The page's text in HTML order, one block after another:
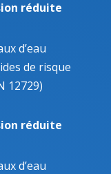
réduite
d’eau
de risque
12729)
réduite
d’eau